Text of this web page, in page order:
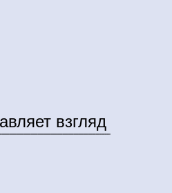
взгляд